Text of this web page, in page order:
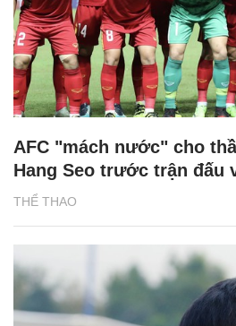
THỂ THAO
AFC "mách nước" cho
Hang Seo trước trận đấu